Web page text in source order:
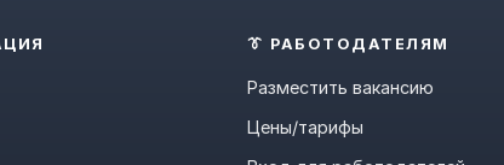
👔 РАБОТОДАТЕЛЯМ
Разместить вакансию
Цены/тарифы